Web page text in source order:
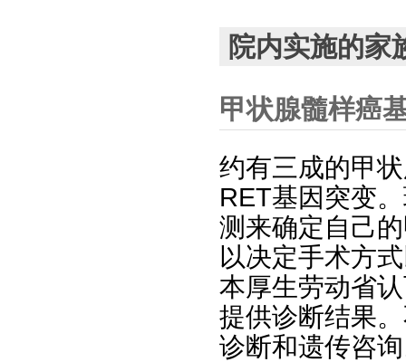
院内实施的家
甲状腺髓样癌
约有三成的甲
RET基因突变
测来确定自己
以决定手术方
本厚生劳动省
提供诊断结果
诊断和遗传咨